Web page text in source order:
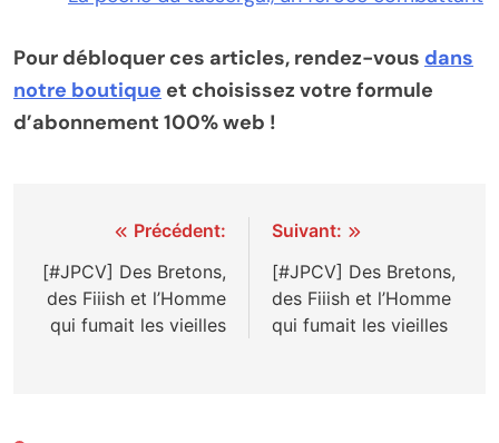
Pour débloquer ces articles, rendez-vous dans
notre boutique et choisissez votre formule
d’abonnement 100% web !
Navigation
de
l’article
Précédent:
[#JPCV] Des Bretons,
des Fiiish et l’Homme
qui fumait les vieilles
Suivant:
[#JPCV] Des Bretons,
des Fiiish et l’Homme
qui fumait les vieilles